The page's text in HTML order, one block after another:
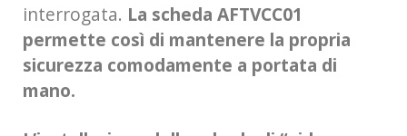
interrogata. La scheda AFTVCC01
permette così di mantenere la propria
sicurezza comodamente a portata di
mano.